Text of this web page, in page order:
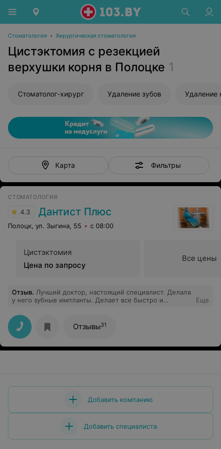
Стоматология • Хирургическая стоматология
Цистэктомия с резекцией
верхушки корня в Полоцке 1
Стоматолог-хирург Удаление зубов Удаление
Карта Фильтры
СТОМАТОЛОГИЯ
4.3 Дантист Плюс
Полоцк, ул. Зыгина, 55 с 08:00
Цистэктомия
Цена по запросу
Все цены
Отзыв. Лучший доктор, настоящий специалист. Делала
у него зубные импланты. Делает все быстро и
Еще
Отзывы31
Добавить компанию
Добавить специалиста